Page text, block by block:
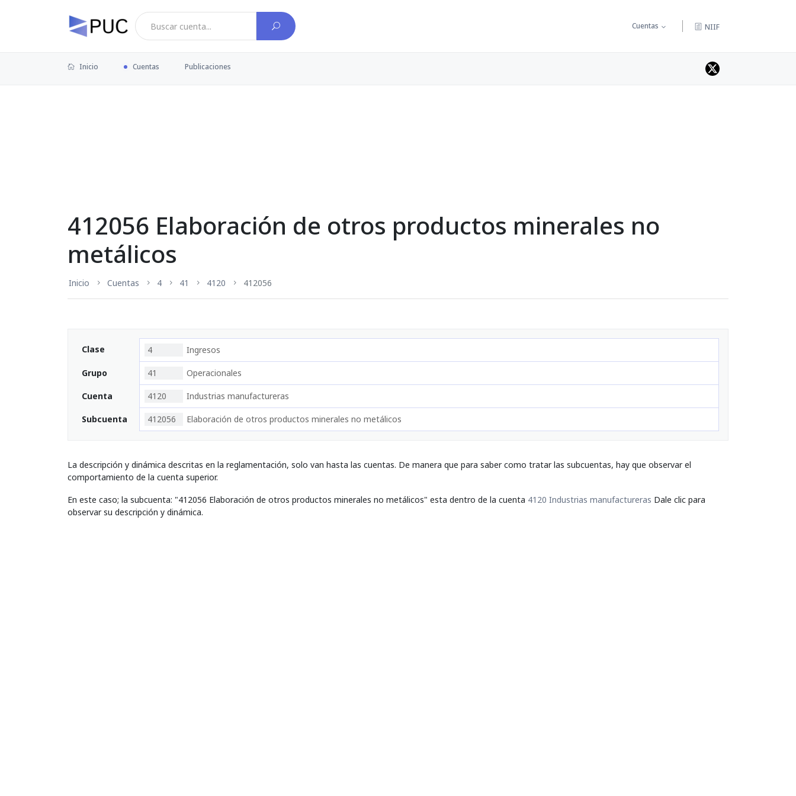
Cuentas NIIF
Inicio Cuentas Publicaciones
412056 Elaboración de otros productos minerales no
metálicos
Inicio Cuentas 4 41 4120 412056
Clase 4 Ingresos
Grupo 41 Operacionales
Cuenta 4120 Industrias manufactureras
Subcuenta 412056 Elaboración de otros productos minerales no metálicos
La descripción y dinámica descritas en la reglamentación, solo van hasta las cuentas. De manera que para saber como tratar las subcuentas, hay que observar el
comportamiento de la cuenta superior.
En este caso; la subcuenta: "412056 Elaboración de otros productos minerales no metálicos" esta dentro de la cuenta 4120 Industrias manufactureras Dale clic para
observar su descripción y dinámica.